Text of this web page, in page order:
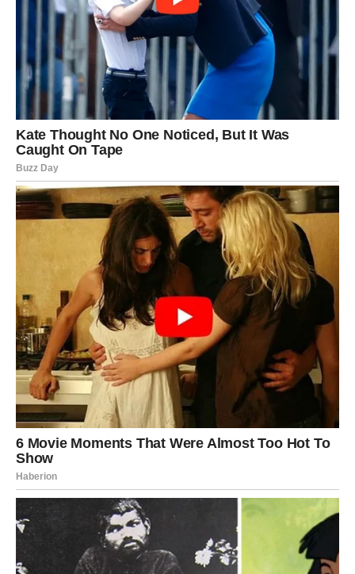
Postavite usmjerivač na udaljenost od televizora, mikrovalnih
pećnica i drugih uređaja koji potencijalno mogu stvarati
elektromagnetske smetnje. Neometano područje: Postavite
usmjerivač na otvoreno okruženje, držite se podalje od
prepreka poput zidova, namještaja i drugih predmeta.
alternative za poboljšanje vaše internetske veze uključuju ne
samo premještanje vašeg usmjerivača ili korištenje pojačivača
signala, već i istraživanje dodatnih strategija koje mogu
pomoći u optimiziranju vašeg internetskog rada:
Mesh sustavi predstavljaju sofisticirane uređaje koji olakšavaju
širenje signala kroz više međusobno povezanih čvorova, čime
se jamči dosljedna i jednolika pokrivenost u cijelom domu. Za
kritične uređaje, uključujući računala i televizore, preporučuje
se korištenje Ethernet kabela. Ova metoda nudi pouzdanu
vezu koja ne ovisi o bežičnom signalu.